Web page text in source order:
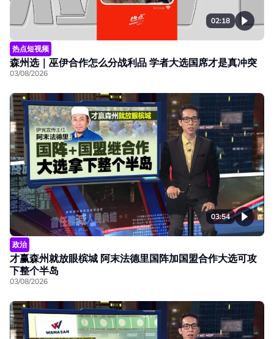
02:18
热点短视频
森州选｜巫伊合作怎么分战利品 学者大选国席才是真冲突
03/08/2026
03:54
政治
才赢森州就放眼槟城 阿末法德里国阵加国盟合作大选可攻
下整个半岛
03/08/2026